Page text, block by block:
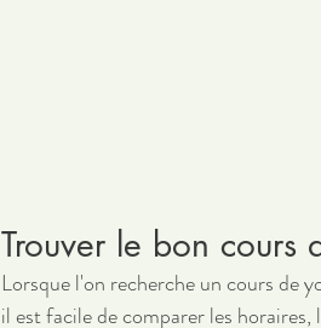
Trouver le bon
Lorsque l'on recherche un cours de
il est facile de comparer les horaires,